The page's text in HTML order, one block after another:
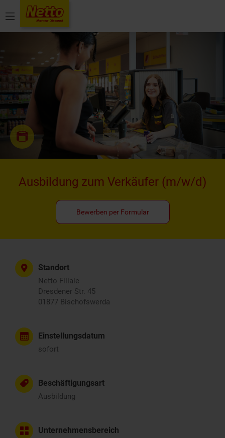
Menü
Ausbildung zum Verkäufer (m/w/d)
Bewerben per Formular
Standort
Netto Filiale
Dresdener Str. 45
01877 Bischofswerda
Einstellungsdatum
sofort
Beschäftigungsart
Ausbildung
Unternehmensbereich